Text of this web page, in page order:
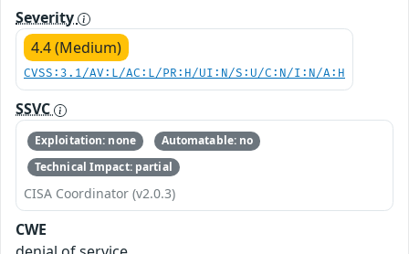
Severity
4.4 (Medium)
CVSS:3.1/AV:L/AC:L/PR:H/UI:N/S:U/C:N/I:N/A:H
SSVC
Exploitation: none
Automatable: no
Technical Impact: partial
CISA Coordinator (v2.0.3)
CWE